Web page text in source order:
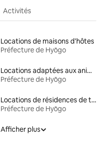
Activités
Locations de maisons d'hôtes
Préfecture de Hyōgo
Locations adaptées aux animaux
Préfecture de Hyōgo
Locations de résidences de tourisme
Préfecture de Hyōgo
Afficher plus